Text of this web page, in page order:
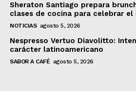
Sheraton Santiago prepara
clases de cocina para celebrar el
NOTICIAS agosto 5, 2026
Nespresso Vertuo Diavolitto:
carácter latinoamericano
SABOR A CAFÉ agosto 5, 2026